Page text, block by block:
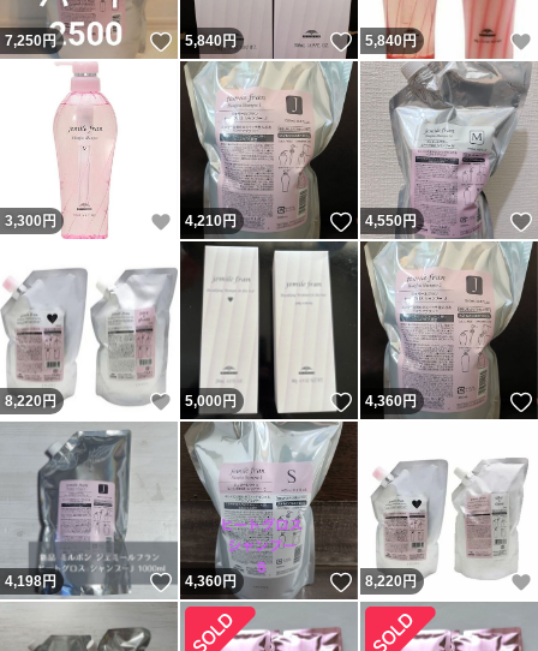
7,250円 いいね！
5,840円 いいね！
5,840円
3,300 円 いいね！
4,210円 いいね！
4,550円
8,220円 いいね！
5,000円 いいね！
4,360円
4,198円 いいね！
4,360円 いいね！
8,220円